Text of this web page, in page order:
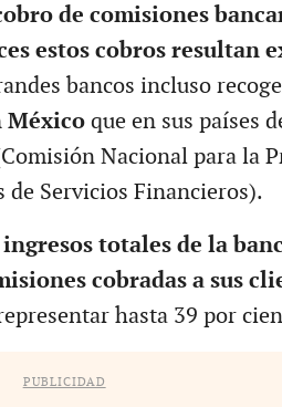
de comisiones
estos cobros resultan
bancos incluso
México que en sus países
Nacional para la
de Servicios Financieros).
totales de la
cobradas a sus
hasta 39 por
PUBLICIDAD